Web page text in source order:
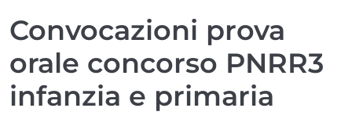
Convocazioni prova
orale concorso PNRR3
infanzia e primaria